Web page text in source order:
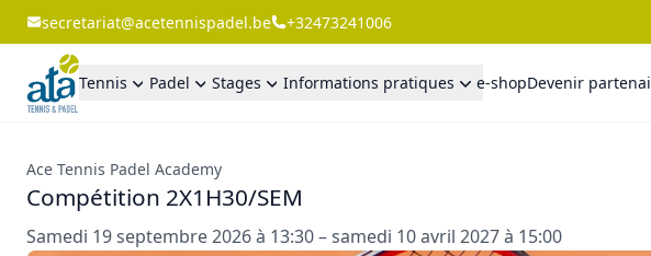
secretariat@acetennispadel.be +32473241006
Tennis Padel Stages Informations pratiques e-shopDevenir
Ace Tennis Padel Academy
Compétition 2X1H30/SEM
Samedi 19 septembre 2026 à 13:30 – samedi 10 avril 2027 à 15:00